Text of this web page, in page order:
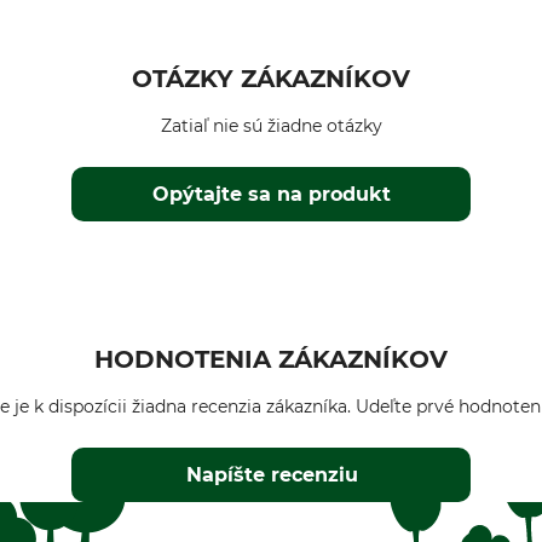
OTÁZKY ZÁKAZNÍKOV
Opýtajte sa na produkt
Zatiaľ nie sú žiadne otázky
HODNOTENIA ZÁKAZNÍKOV
je k dispozícii žiadna recenzia zákazníka. Udeľte prvé
Napíšte recenziu